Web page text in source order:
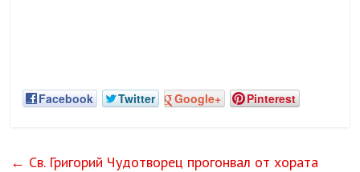
Facebook Twitter Google+ Pinterest
← Св. Григорий Чудотворец прогонвал от хората